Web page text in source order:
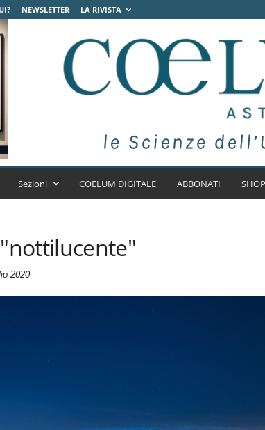
NEWSLETTER LA RIVISTA
C
m
r
Sezioni COELUM DIGITALE ABBONATI SHOP
2020